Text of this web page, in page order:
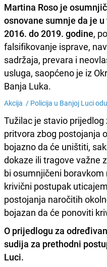
Martina Roso je
osnovane sumnje da je
2016. do 2019. godine,
falsifikovanje isprave,
sadržaja, prevara i
usluga, saopćeno je iz
Banja Luka.
Akcija / Policija u Banjoj Luci
Tužilac je stavio
pritvora zbog postojanja
bojazno da će uništiti,
dokaze ili tragove važne
bi osumnjičeni
krivični postupak
postojanja naročitih
bojazan da će ponoviti
O prijedlogu za
sudija za prethodni
Luci.